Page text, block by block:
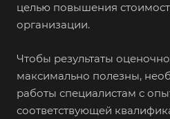
целью повышения
организации.
Чтобы результаты
максимально полезны,
работы специалистам с
соответствующей